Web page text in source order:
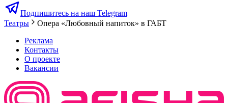
Подпишитесь на наш Telegram
Театры
Опера «Любовный напиток» в ГАБТ
Реклама
Контакты
О проекте
Вакансии